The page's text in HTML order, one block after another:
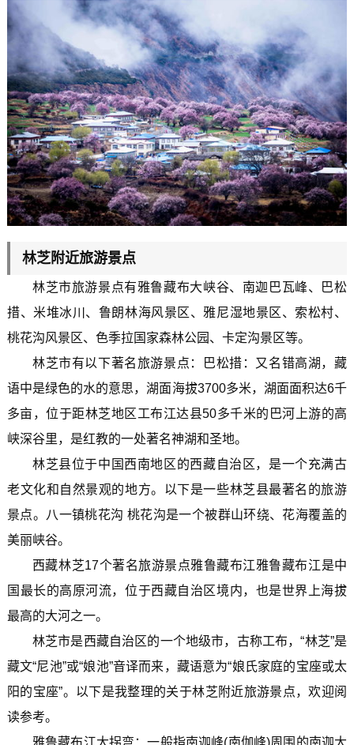
林芝附近旅游景点
林芝市旅游景点有雅鲁藏布大峡谷、南迦巴瓦峰、巴松
措、米堆冰川、鲁朗林海风景区、雅尼湿地景区、索松村、
桃花沟风景区、色季拉国家森林公园、卡定沟景区等。
林芝市有以下著名旅游景点：巴松措：又名错高湖，藏
语中是绿色的水的意思，湖面海拔3700多米，湖面面积达6千
多亩，位于距林芝地区工布江达县50多千米的巴河上游的高
峡深谷里，是红教的一处著名神湖和圣地。
林芝县位于中国西南地区的西藏自治区，是一个充满古
老文化和自然景观的地方。以下是一些林芝县最著名的旅游
景点。八一镇桃花沟 桃花沟是一个被群山环绕、花海覆盖的
美丽峡谷。
西藏林芝17个著名旅游景点雅鲁藏布江雅鲁藏布江是中
国最长的高原河流，位于西藏自治区境内，也是世界上海拔
最高的大河之一。
林芝市是西藏自治区的一个地级市，古称工布，“林芝”是
藏文“尼池”或“娘池”音译而来，藏语意为“娘氏家庭的宝座或太
阳的宝座”。以下是我整理的关于林芝附近旅游景点，欢迎阅
读参考。
雅鲁藏布江大拐弯：一般指南迦峰(南伽峰)周围的南迦大